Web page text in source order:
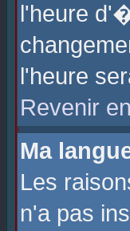
l'heure
l'heure
Revenir
Ma
Les
n'a pas